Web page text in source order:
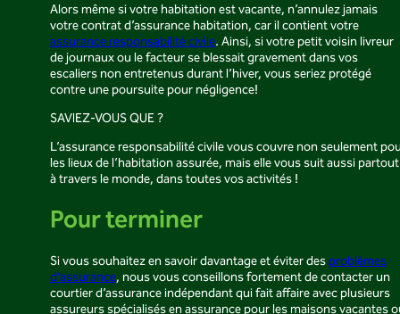
Alors même si votre habitation est vacante, n’annulez jamais
votre contrat d’assurance habitation, car il contient votre
assurance responsabilité civile. Ainsi, si votre petit voisin livreur
de journaux ou le facteur se blessait gravement dans vos
escaliers non entretenus durant l’hiver, vous seriez protégé
contre une poursuite pour négligence!
SAVIEZ-VOUS QUE ?
L’assurance responsabilité civile vous couvre non seulement
les lieux de l’habitation assurée, mais elle vous suit aussi partout
à travers le monde, dans toutes vos activités !
Pour terminer
Si vous souhaitez en savoir davantage et éviter des problèmes
d’assurance, nous vous conseillons fortement de contacter un
courtier d’assurance indépendant qui fait affaire avec plusieurs